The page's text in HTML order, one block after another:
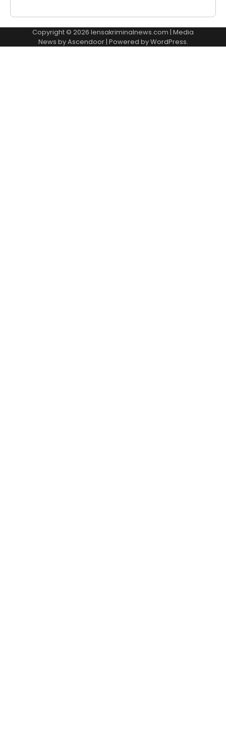
Copyright © 2026 lensakriminalnews.com | Media
News byAscendoor| Powered byWordPress.